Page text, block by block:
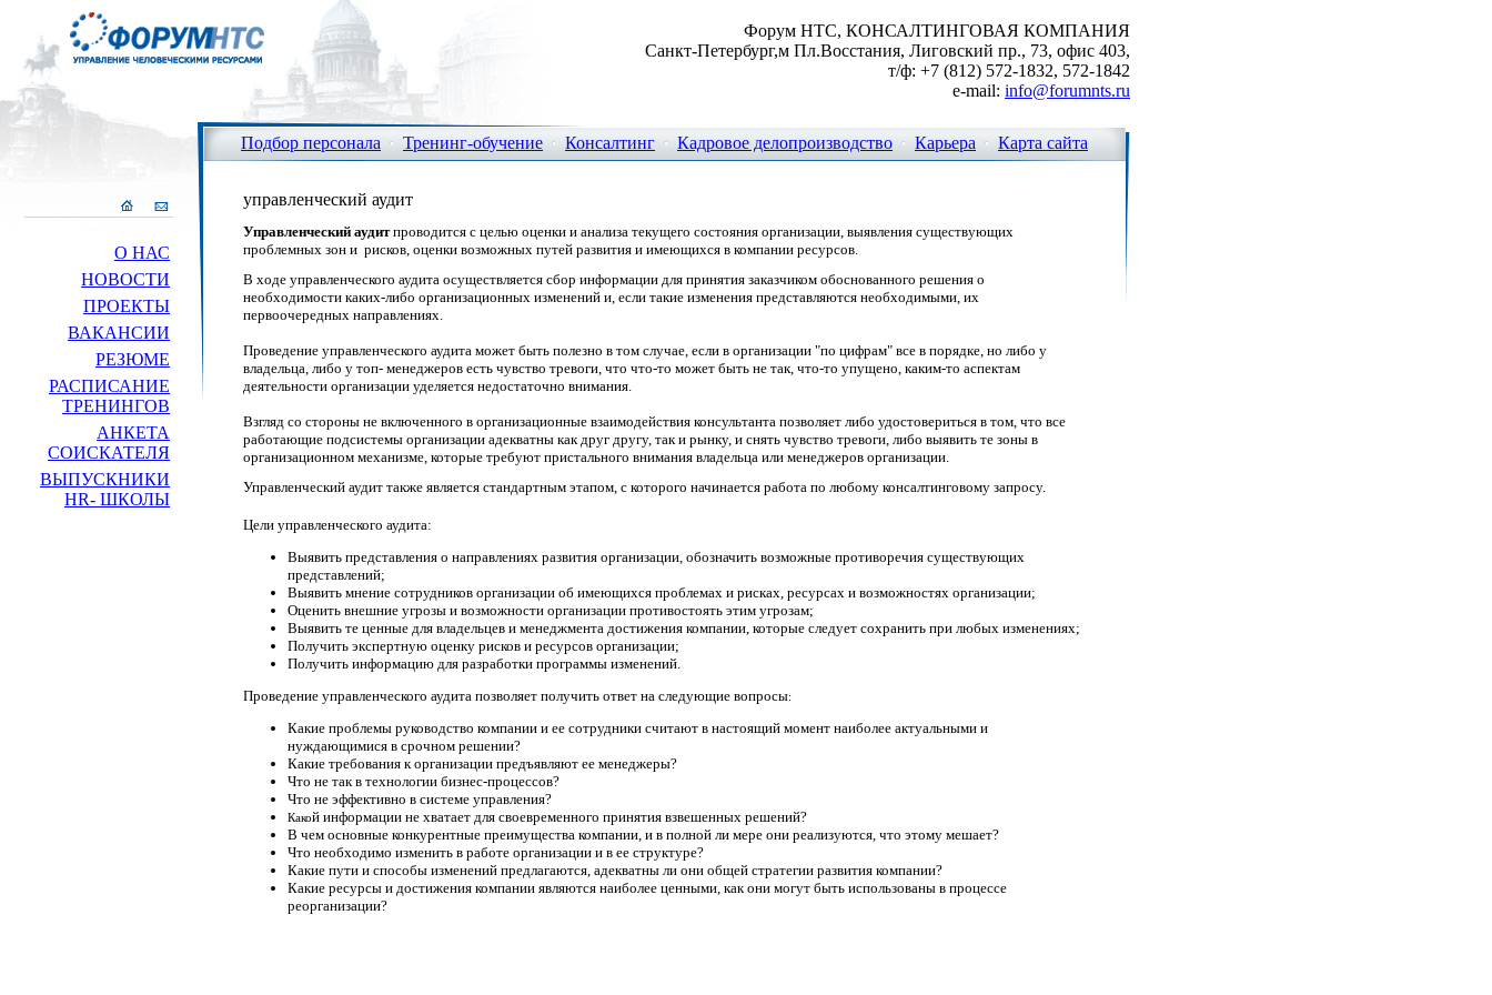
Форум НТС, КОНСАЛТИНГОВАЯ КОМПАНИЯ
Санкт-Петербург,м Пл.Восстания, Лиговский пр., 73, офис 403,
т/ф: +7 (812) 572-1832, 572-1842
e-mail: info@forumnts.ru
О НАС
НОВОСТИ
ПРОЕКТЫ
ВАКАНСИИ
РЕЗЮМЕ
РАСПИСАНИЕ
ТРЕНИНГОВ
АНКЕТА
СОИСКАТЕЛЯ
ВЫПУСКНИКИ
HR- ШКОЛЫ
Подбор персонала Тренинг-обучение Консалтинг Кадровое делопроизводство Карьера Карта сайта
управленческий аудит
Управленческий аудитпроводится с целью оценки и анализа текущего состояния организации, выявления существующих
проблемных зон и рисков, оценки возможных путей развития и имеющихся в компании ресурсов.
В ходе управленческого аудита осуществляется сбор информации для принятия заказчиком обоснованного решения о
необходимости каких-либо организационных изменений и, если такие изменения представляются необходимыми, их
первоочередных направлениях.
Проведение управленческого аудита может быть полезно в том случае, если в организации "по цифрам" все в порядке, но либо у
владельца, либо у топ- менеджеров есть чувство тревоги, что что-то может быть не так, что-то упущено, каким-то аспектам
деятельности организации уделяется недостаточно внимания.
Взгляд со стороны не включенного в организационные взаимодействия консультанта позволяет либо удостовериться в том, что все
работающие подсистемы организации адекватны как друг другу, так и рынку, и снять чувство тревоги, либо выявить те зоны в
организационном механизме, которые требуют пристального внимания владельца или менеджеров организации.
Управленческий аудит также является стандартным этапом, с которого начинается работа по любому консалтинговому запросу.
Цели управленческого аудита:
Выявить представления о направлениях развития организации, обозначить возможные противоречия существующих
представлений;
Выявить мнение сотрудников организации об имеющихся проблемах и рисках, ресурсах и возможностях организации;
Оценить внешние угрозы и возможности организации противостоять этим угрозам;
Выявить те ценные для владельцев и менеджмента достижения компании, которые следует сохранить при любых изменениях;
Получить экспертную оценку рисков и ресурсов организации;
Получить информацию для разработки программы изменений.
Проведение управленческого аудита позволяет получить ответ на следующие вопросы:
Какие проблемы руководство компании и ее сотрудники считают в настоящий момент наиболее актуальными и
нуждающимися в срочном решении?
Какие требования к организации предъявляют ее менеджеры?
Что не так в технологии бизнес-процессов?
Что не эффективно в системе управления?
Какой информации не хватает для своевременного принятия взвешенных решений?
В чем основные конкурентные преимущества компании, и в полной ли мере они реализуются, что этому мешает?
Что необходимо изменить в работе организации и в ее структуре?
Какие пути и способы изменений предлагаются, адекватны ли они общей стратегии развития компании?
Какие ресурсы и достижения компании являются наиболее ценными, как они могут быть использованы в процессе
реорганизации?